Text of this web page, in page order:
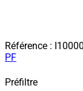
Référence :
PF
Préfiltre